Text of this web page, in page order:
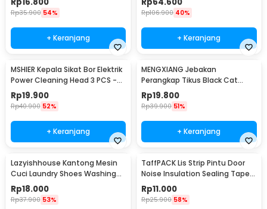
Rp35.900 54%
+ Keranjang
Rp106.900 40%
+ Keranjang
MSHIER Kepala Sikat Bor Elektrik
Power Cleaning Head 3 PCS -
DB003
Rp19.900
Rp40.900 52%
+ Keranjang
MENGXIANG Jebakan
Perangkap Tikus Black Cat
Mousetrap 2 PCS - JB56
Rp19.800
Rp39.900 51%
+ Keranjang
Lazyishhouse Kantong Mesin
Cuci Laundry Shoes Washing
Mesh Bag - 62319
Rp18.000
Rp37.900 53%
TaffPACK Lis Strip Pintu Door
Noise Insulation Sealing Tape
5Mx3cm - B35
Rp11.000
Rp25.900 58%